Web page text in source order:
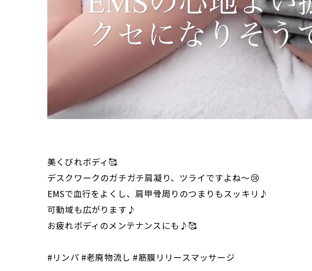
美くびれボディ🥰
デスクワークのガチガチ肩凝り、ツライですよね〜😢
EMSで血行をよくし、肩甲骨周りのつまりもスッキリ♪
可動域も広がります♪
お疲れボディのメンテナンスにも♪🥰
#リンパ #老廃物流し #筋膜リリースマッサージ